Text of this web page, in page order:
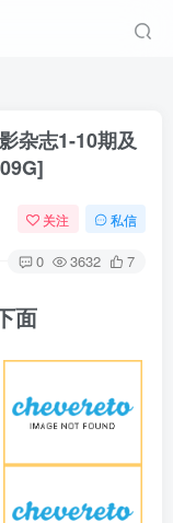
杂志1-10期及
关注 私信
0 3632 7
面